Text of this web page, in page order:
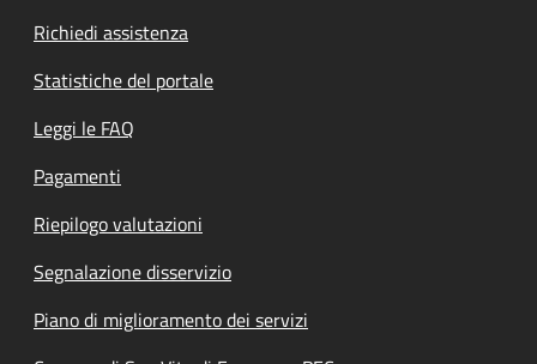
Richiedi assistenza
Statistiche del portale
Leggi le FAQ
Pagamenti
Riepilogo valutazioni
Segnalazione disservizio
Piano di miglioramento dei servizi